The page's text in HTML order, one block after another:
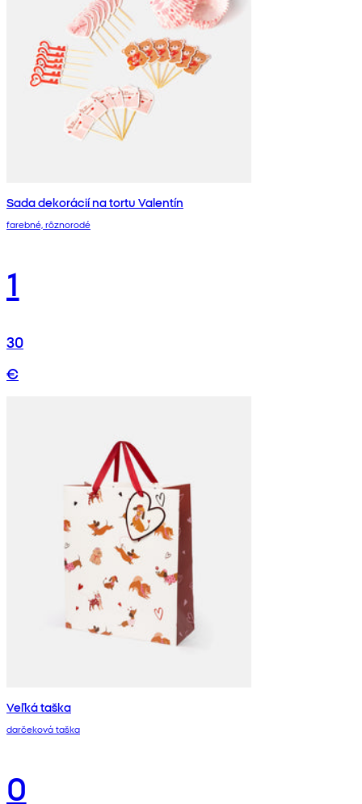
Sada dekorácií na tortu Valentín
farebné, rôznorodé
1
30
€
Veľká taška
darčeková taška
0